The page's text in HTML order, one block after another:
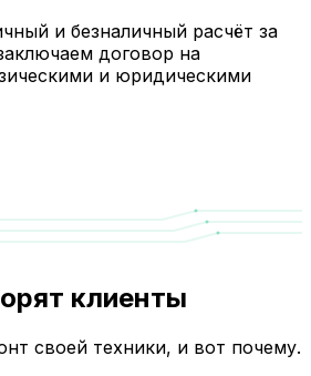
и безналичный расчёт за
договор на
и юридическими
клиенты
своей техники, и вот почему.